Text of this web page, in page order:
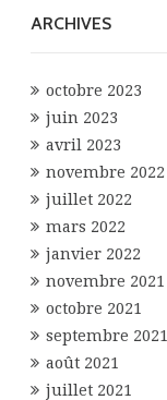
ARCHIVES
octobre 2023
juin 2023
avril 2023
novembre 2022
juillet 2022
mars 2022
janvier 2022
novembre 2021
octobre 2021
septembre 2021
août 2021
juillet 2021